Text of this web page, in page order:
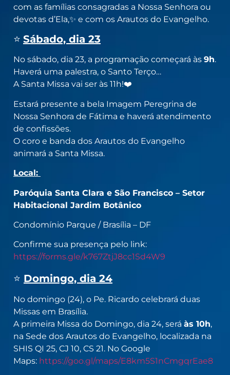
com as famílias consagradas a Nossa Senhora ou
devotas d’Ela,✨ e com os Arautos do Evangelho.
⭐ Sábado, dia 23
No sábado, dia 23, a programação começará às 9h.
Haverá uma palestra, o Santo Terço…
A Santa Missa vai ser às 11h!❤️
Estará presente a bela Imagem Peregrina de
Nossa Senhora de Fátima e haverá atendimento
de confissões.
O coro e banda dos Arautos do Evangelho
animará a Santa Missa.
Local:
Paróquia Santa Clara e São Francisco – Setor
Habitacional Jardim Botânico
Condomínio Parque / Brasília – DF
Confirme sua presença pelo link:
https://forms.gle/k767ZtjJ8cc1Sd4W9
⭐ Domingo, dia 24
No domingo (24), o Pe. Ricardo celebrará duas
Missas em Brasília.
A primeira Missa do Domingo, dia 24, será às 10h,
na Sede dos Arautos do Evangelho, localizada na
SHIS QI 25, CJ 10, CS 21. No Google
Maps: https://goo.gl/maps/E8km5S1nCmgqrEae8